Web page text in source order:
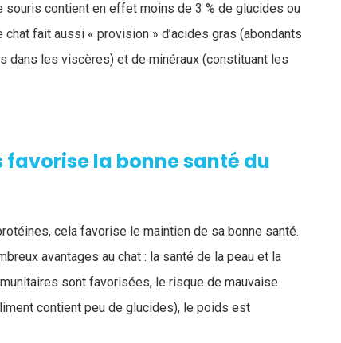
contient en effet moins de 3 % de glucides ou
fait aussi « provision » d’acides gras (abondants
dans les viscères) et de minéraux (constituant les
la bonne santé du
cela favorise le maintien de sa bonne santé.
avantages au chat : la santé de la peau et la
sont favorisées, le risque de mauvaise
contient peu de glucides), le poids est